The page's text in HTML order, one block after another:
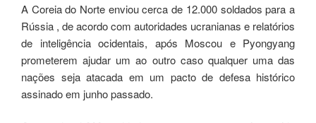
A Coreia do Norte enviou cerca de 12.000 soldados para a
Rússia , de acordo com autoridades ucranianas e relatórios
de inteligência ocidentais, após Moscou e Pyongyang
prometerem ajudar um ao outro caso qualquer uma das
nações seja atacada em um pacto de defesa histórico
assinado em junho passado.